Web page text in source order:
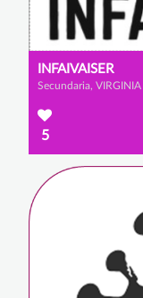
INFAIVAISER
5